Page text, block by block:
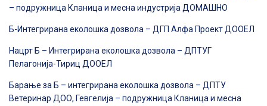
– подружница Кланица и месна индустрија ДОМАШНО
Б-Интегрирана еколошка дозвола – ДГП Алфа Проект ДООЕЛ
Нацрт Б – Интегрирана еколошка дозвола – ДПТУГ
Пелагонија-Тириц ДООЕЛ
Барање за Б – интегрирана еколошка дозвола – ДПТУ
Ветеринар ДОО, Гевгелија – подружница Кланица и месна